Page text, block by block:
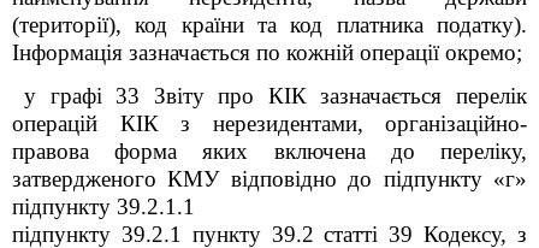
(території), код країни та код платника податку).
Інформація зазначається по кожній операції окремо;
у графі 33 Звіту про КІК зазначається перелік
операцій КІК з нерезидентами, організаційно-
правова форма яких включена до переліку,
затвердженого КМУ відповідно до підпункту «г»
підпункту 39.2.1.1
підпункту 39.2.1 пункту 39.2 статті 39 Кодексу, з